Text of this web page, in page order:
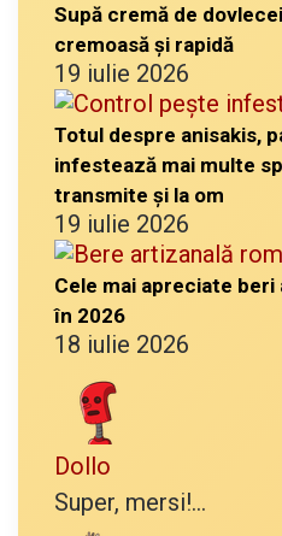
Supă cremă de
cremoasă și rapidă
19 iulie 2026
Totul despre anisakis,
infestează mai multe
transmite și la om
19 iulie 2026
Cele mai apreciate
în 2026
18 iulie 2026
Dollo
Super, mersi!...